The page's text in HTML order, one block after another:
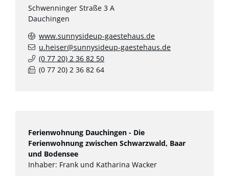
Schwenninger Straße 3 A
Dauchingen
www.sunnysideup-gaestehaus.de
u.heiser@sunnysideup-gaestehaus.de
(0 77 20) 2 36 82 50
(0 77 20) 2 36 82 64
Ferienwohnung Dauchingen - Die
Ferienwohnung zwischen Schwarzwald, Baar
und Bodensee
Inhaber: Frank und Katharina Wacker